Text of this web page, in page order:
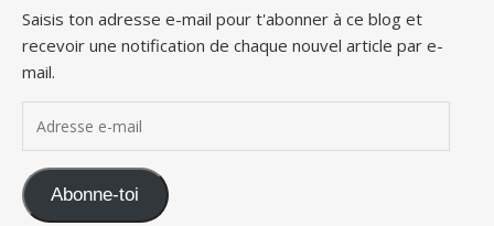
Saisis ton adresse e-mail pour t'abonner à ce blog et
recevoir une notification de chaque nouvel article par e-
mail.
Abonne-toi